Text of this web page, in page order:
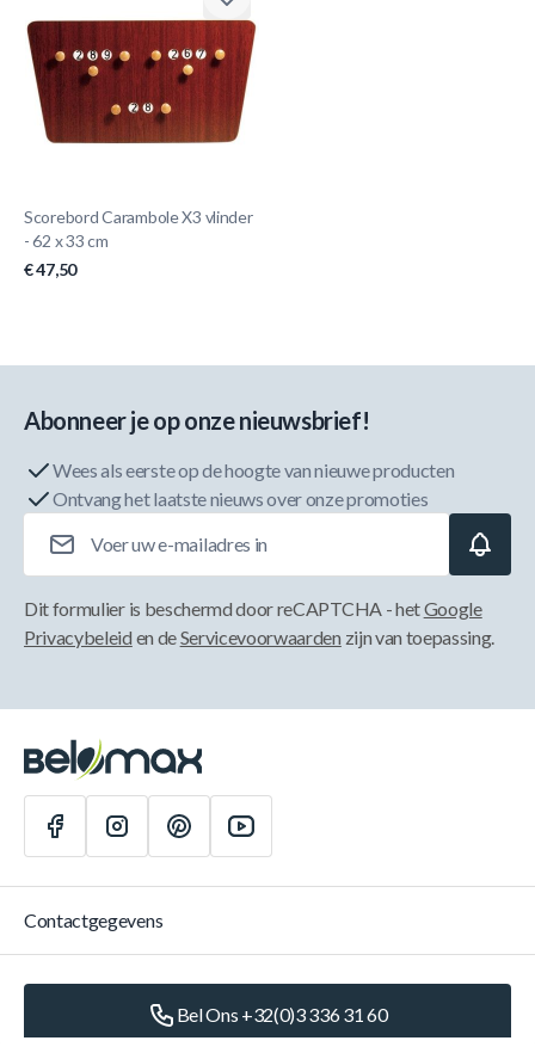
Scorebord Carambole X3 vlinder
- 62 x 33 cm
€ 47,50
Abonneer je op onze nieuwsbrief!
Wees als eerste op de hoogte van nieuwe producten
Ontvang het laatste nieuws over onze promoties
Dit formulier is beschermd door reCAPTCHA - hetGoogle
Privacybeleid en deServicevoorwaarden zijn van toepassing.
Contactgegevens
Bel Ons +32(0)3 336 31 60